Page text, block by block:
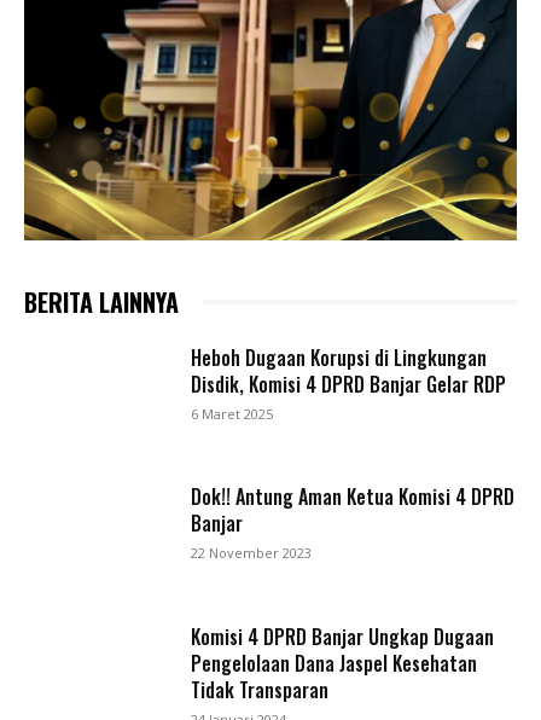
BERITA LAINNYA
Heboh Dugaan Korupsi di Lingkungan
Disdik, Komisi 4 DPRD Banjar Gelar RDP
6 Maret 2025
Dok!! Antung Aman Ketua Komisi 4 DPRD
Banjar
22 November 2023
Komisi 4 DPRD Banjar Ungkap Dugaan
Pengelolaan Dana Jaspel Kesehatan
Tidak Transparan